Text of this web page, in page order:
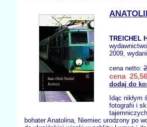
TREICHEL
2009,
cena netto:
cena
dodaj do
Idąc nikłym
fotografii i
bohater Anatolina, Niemiec urodzony po